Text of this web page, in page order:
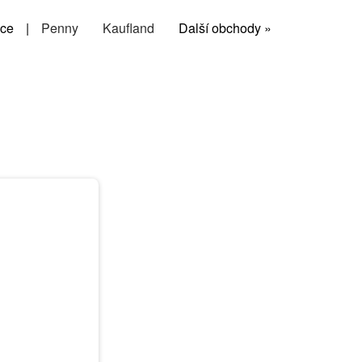
| Penny Kaufland Další obchody »